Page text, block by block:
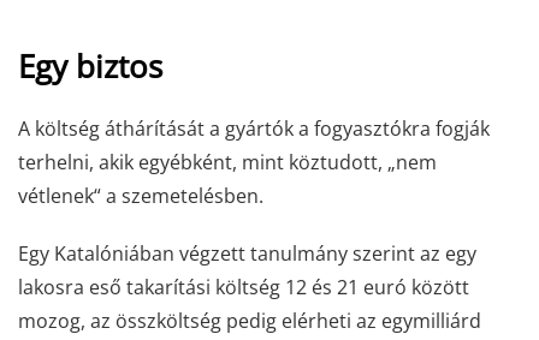
Egy biztos
A költség áthárítását a gyártók a fogyasztókra fogják
terhelni, akik egyébként, mint köztudott, „nem
vétlenek“ a szemetelésben.
Egy Katalóniában végzett tanulmány szerint az egy
lakosra eső takarítási költség 12 és 21 euró között
mozog, az összköltség pedig elérheti az egymilliárd